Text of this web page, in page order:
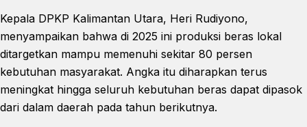
Kepala DPKP Kalimantan Utara, Heri Rudiyono,
menyampaikan bahwa di 2025 ini produksi beras lokal
ditargetkan mampu memenuhi sekitar 80 persen
kebutuhan masyarakat. Angka itu diharapkan terus
meningkat hingga seluruh kebutuhan beras dapat dipasok
dari dalam daerah pada tahun berikutnya.